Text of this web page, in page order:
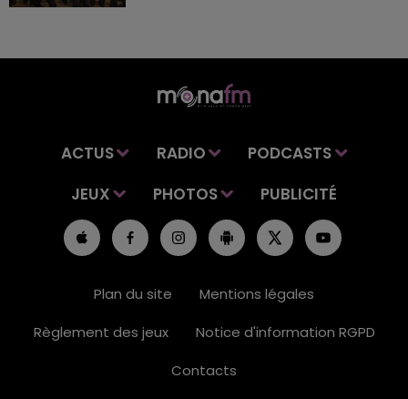
ACTUS RADIO
PODCASTS
JEUX
PHOTOS PUBLICITÉ
Plan du site
Mentions légales
Règlement des jeux
Notice d'information RGPD
Contacts